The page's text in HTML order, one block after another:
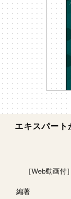
エキスパー
［Web動画付］
編著